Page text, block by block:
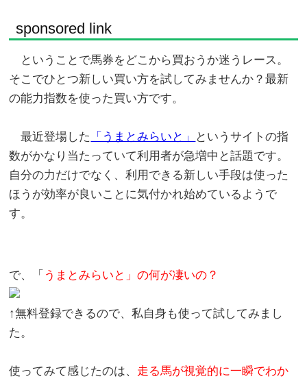
sponsored link
ということで馬券をどこから買おうか迷うレース。
そこでひとつ新しい買い方を試してみませんか？最新
の能力指数を使った買い方です。
最近登場した 「うまとみらいと」
というサイトの指
数がかなり当たっていて利用者が急増中と話題です。
自分の力だけでなく、利用できる新しい手段は使った
ほうが効率が良いことに気付かれ始めているようで
す。
で、「 うまとみらいと」の何が凄いの？
↑無料登録できるので、私自身も使って試してみまし
た。
使ってみて感じたのは、 走る馬が視覚的に一瞬でわか